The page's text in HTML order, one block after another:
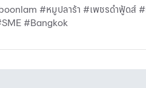
#หมูปลาร้า #เพชรดำฟู้ดส์
#Bangkok